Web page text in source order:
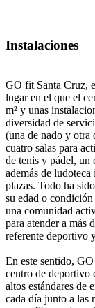
Instalaciones
GO fit Santa Cruz,
lugar en el que el
m² y unas
diversidad de
(una de nado y otra
cuatro salas para
de tenis y pádel, un
además de
plazas. Todo ha
su edad o
una comunidad
para atender a más
referente deportivo
En este sentido,
centro de deportivo
altos estándares de
cada día junto a las